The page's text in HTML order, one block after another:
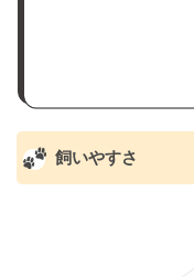
飼いやすさ